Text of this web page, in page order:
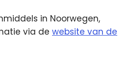
in Noorwegen,
via de website van de